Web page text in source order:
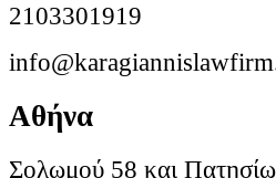
2103301919
Αθήνα
Σολωμού 58 και